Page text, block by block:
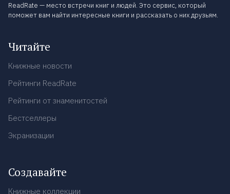
ReadRate — место встречи книг и людей. Это сервис, который
поможет вам найти интересные книги и рассказать о них друзьям.
Читайте
Книжные новости
Рейтинги ReadRate
Рейтинги от знаменитостей
Бестселлеры
Экранизации
Создавайте
Книжные коллекции